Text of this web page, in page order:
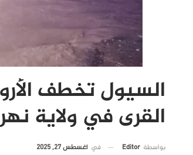
السيول تخطف
القرى في ولاية
بواسطة Editor في أغسطس 27, 2025